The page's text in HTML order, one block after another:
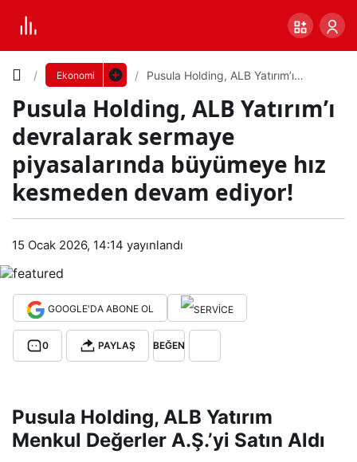
Ekonomi
Pusula Holding, ALB Yatırım’ı
büyümeye hız kesmeden devam
ediyor!
Pusula Holding, ALB Yatırım’ı
devralarak sermaye
piyasalarında büyümeye hız
kesmeden devam ediyor!
15 Ocak 2026, 14:14 yayınlandı
GOOGLE'DA ABONE OL
0 PAYLAŞ BEĞEN
Pusula Holding, ALB Yatırım
Menkul Değerler A.Ş.’yi Satın Aldı
Pus
Hol
ding
,
Yatı
Yazı
Boyutunu
Ayarla
Küçük 100% Dev
Varsayılana
dön
0